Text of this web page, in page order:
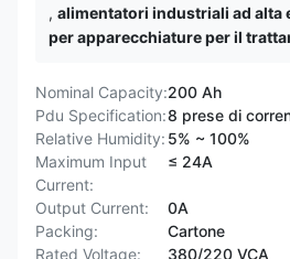
, alimentatori industriali ad alta
per apparecchiature per il
Nominal Capacity:200 Ah
Pdu Specification:8 prese di
Relative Humidity: 5% ~ 100%
Maximum Input
Current:
≤ 24A
Output Current:
0A
Packing:
Cartone
Rated Voltage:
380/220 VCA